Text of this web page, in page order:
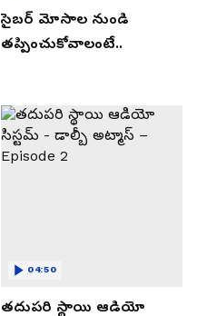
సైబర్ మోసాల నుండి
తప్పించుకోవాలంటే..
తదుపరి స్థాయి ఆడియో
04:50